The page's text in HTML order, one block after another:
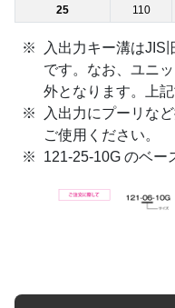
25
110
入出力キー溝はJIS
です。なお、ユニ
外となります。上
入出力にプーリな
ご使用ください。
121-25-10G のベー